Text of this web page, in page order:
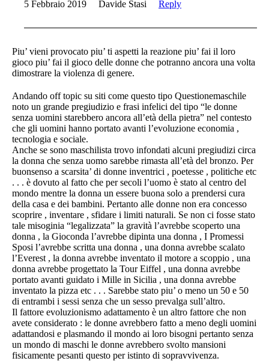
5 Febbraio 2019
Davide Stasi Reply
Piu’ vieni provocato piu’ ti aspetti la reazione piu’ fai il loro
gioco piu’ fai il gioco delle donne che potranno ancora una volta
dimostrare la violenza di genere.
Andando off topic su siti come questo tipo Questionemaschile
noto un grande pregiudizio e frasi infelici del tipo “le donne
senza uomini starebbero ancora all’età della pietra” nel contesto
che gli uomini hanno portato avanti l’evoluzione economia ,
tecnologia e sociale.
Anche se sono maschilista trovo infondati alcuni pregiudizi circa
la donna che senza uomo sarebbe rimasta all’età del bronzo. Per
buonsenso a scarsita’ di donne inventrici , poetesse , politiche etc
. . . è dovuto al fatto che per secoli l’uomo è stato al centro del
mondo mentre la donna un essere buona solo a prendersi cura
della casa e dei bambini. Pertanto alle donne non era concesso
scoprire , inventare , sfidare i limiti naturali. Se non ci fosse stato
tale misoginia “legalizzata” la gravità l’avrebbe scoperto una
donna , la Gioconda l’avrebbe dipinta una donna , I Promessi
Sposi l’avrebbe scritta una donna , una donna avrebbe scalato
l’Everest , la donna avrebbe inventato il motore a scoppio , una
donna avrebbe progettato la Tour Eiffel , una donna avrebbe
portato avanti guidato i Mille in Sicilia , una donna avrebbe
inventato la pizza etc . . . Sarebbe stato piu’ o meno un 50 e 50
di entrambi i sessi senza che un sesso prevalga sull’altro.
Il fattore evoluzionismo adattamento è un altro fattore che non
avete considerato : le donne avrebbero fatto a meno degli uomini
adattandosi e plasmando il mondo ai loro bisogni pertanto senza
un mondo di maschi le donne avrebbero svolto mansioni
fisicamente pesanti questo per istinto di sopravvivenza.